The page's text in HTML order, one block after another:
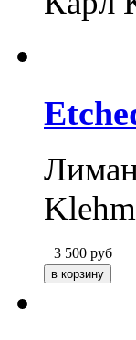
3 500 руб